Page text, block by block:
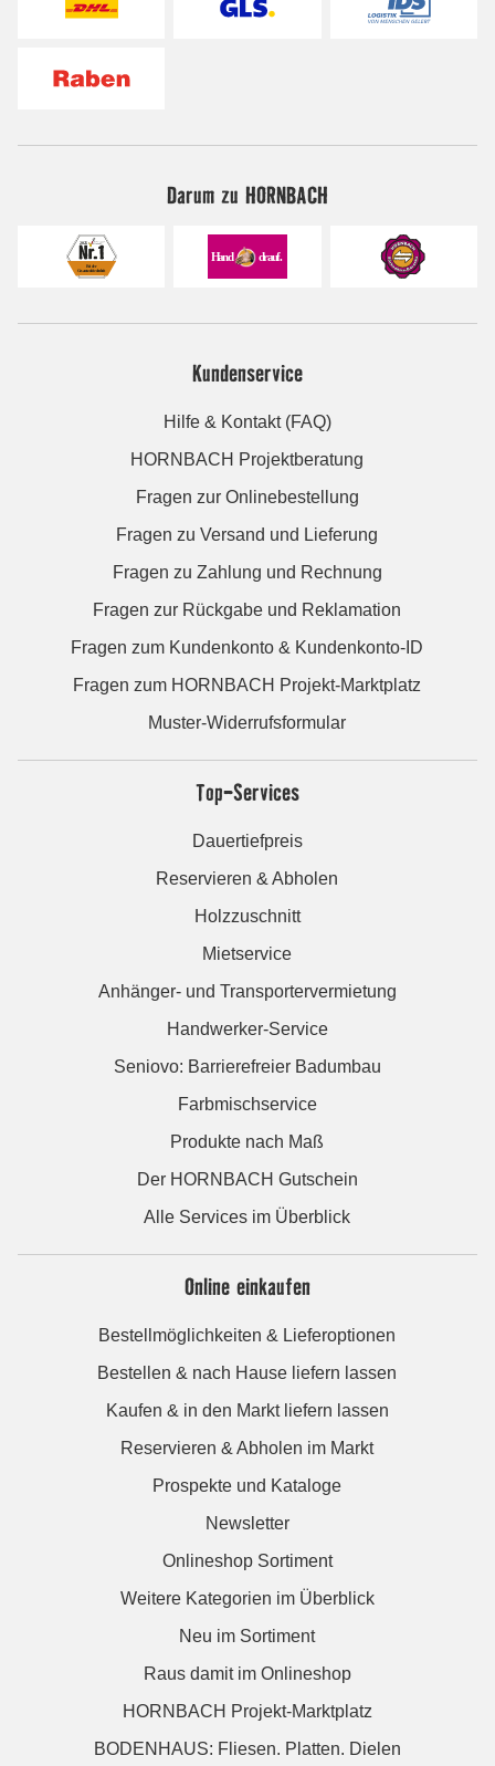
Darum zu HORNBACH
Kundenservice
Hilfe & Kontakt (FAQ)
HORNBACH Projektberatung
Fragen zur Onlinebestellung
Fragen zu Versand und Lieferung
Fragen zu Zahlung und Rechnung
Fragen zur Rückgabe und Reklamation
Fragen zum Kundenkonto & Kundenkonto-ID
Fragen zum HORNBACH Projekt-Marktplatz
Muster-Widerrufsformular
Top-Services
Dauertiefpreis
Reservieren & Abholen
Holzzuschnitt
Mietservice
Anhänger- und Transportervermietung
Handwerker-Service
Seniovo: Barrierefreier Badumbau
Farbmischservice
Produkte nach Maß
Der HORNBACH Gutschein
Alle Services im Überblick
Online einkaufen
Bestellmöglichkeiten & Lieferoptionen
Bestellen & nach Hause liefern lassen
Kaufen & in den Markt liefern lassen
Reservieren & Abholen im Markt
Prospekte und Kataloge
Newsletter
Onlineshop Sortiment
Weitere Kategorien im Überblick
Neu im Sortiment
Raus damit im Onlineshop
HORNBACH Projekt-Marktplatz
BODENHAUS: Fliesen. Platten. Dielen